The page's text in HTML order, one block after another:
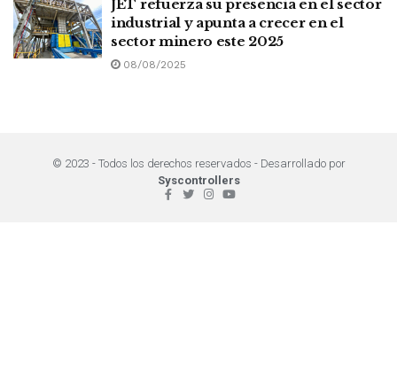
JET refuerza su presencia en el sector
industrial y apunta a crecer en el
sector minero este 2025
08/08/2025
© 2023 - Todos los derechos reservados - Desarrollado por
Syscontrollers